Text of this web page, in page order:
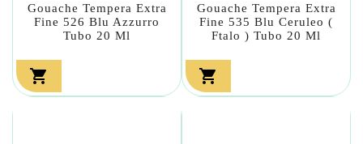
Gouache Tempera Extra
Fine 526 Blu Azzurro
Tubo 20 Ml

Gouache Tempera Extra
Fine 535 Blu Ceruleo (
Ftalo ) Tubo 20 Ml
